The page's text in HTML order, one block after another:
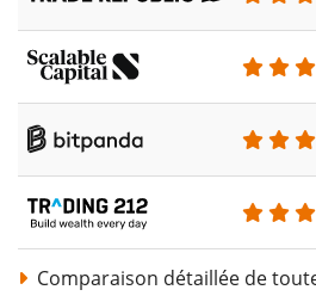
Comparaison détaillée de